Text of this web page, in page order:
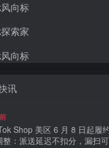
讯
Shop 美区 6 月 8 日起履
整：派送延迟不扣分，漏扫